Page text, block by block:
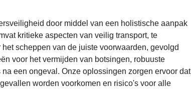
door middel van een holistische aanpak
kritieke aspecten van veilig transport, te
scheppen van de juiste voorwaarden, gevolgd
voor het vermijden van botsingen, robuuste
een ongeval. Onze oplossingen zorgen ervoor dat
worden voorkomen en risico's voor alle